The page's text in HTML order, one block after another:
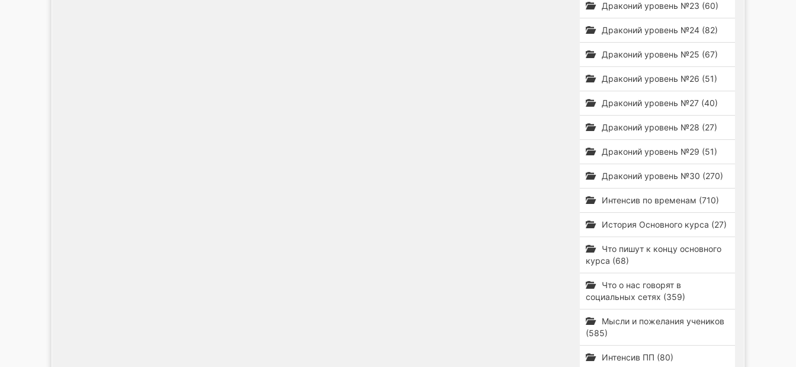
Драконий уровень №23 (60)
Драконий уровень №24 (82)
Драконий уровень №25 (67)
Драконий уровень №26 (51)
Драконий уровень №27 (40)
Драконий уровень №28 (27)
Драконий уровень №29 (51)
Драконий уровень №30 (270)
Интенсив по временам (710)
История Основного курса (27)
Что пишут к концу основного
курса (68)
Что о нас говорят в
социальных сетях (359)
Мысли и пожелания учеников
(585)
Интенсив ПП (80)